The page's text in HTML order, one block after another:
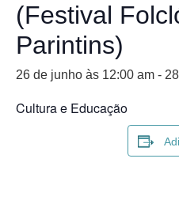
(Festival
Parintins)
26 de junho às 12:00 am -
Cultura e Educação